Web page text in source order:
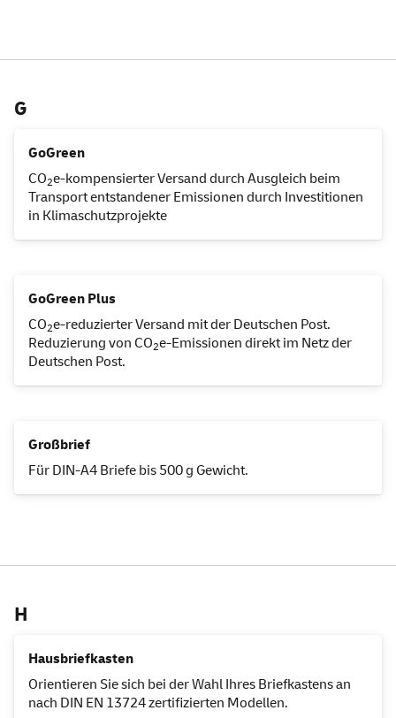
G
GoGreen
CO2e-kompensierter Versand durch Ausgleich beim
Transport entstandener Emissionen durch Investitionen
in Klimaschutzprojekte
GoGreen Plus
CO2e-reduzierter Versand mit der Deutschen Post.
Reduzierung von CO2e-Emissionen direkt im Netz der
Deutschen Post.
Großbrief
Für DIN-A4 Briefe bis 500 g Gewicht.
H
Hausbriefkasten
Orientieren Sie sich bei der Wahl Ihres Briefkastens an
nach DIN EN 13724 zertifizierten Modellen.